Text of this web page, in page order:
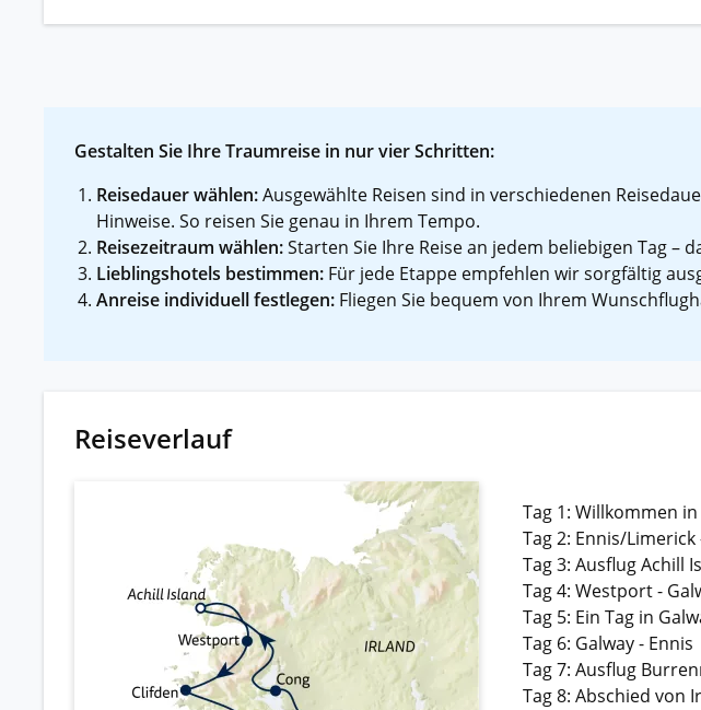
Gestalten Sie Ihre Traumreise in nur vier Schritten:
Reisedauer wählen:Ausgewählte Reisen sind in verschiedenen
Hinweise. So reisen Sie genau in Ihrem Tempo.
Reisezeitraum wählen:Starten Sie Ihre Reise an jedem beliebigen Tag –
Lieblingshotels bestimmen: Für jede Etappe empfehlen wir sorgfältig
Anreise individuell festlegen: Fliegen Sie bequem von Ihrem
Reiseverlauf
Tag 1: Willkommen
Tag 2: Ennis/
Tag 3: Ausflug Achill
Tag 4: Westport -
Tag 5: Ein Tag in
Tag 6: Galway - Ennis
Tag 7: Ausflug
Tag 8: Abschied von